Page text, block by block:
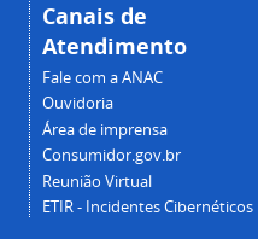
Canais de
Atendimento
Fale com a ANAC
Ouvidoria
Área de imprensa
Consumidor.gov.br
Reunião Virtual
ETIR - Incidentes Cibernéticos